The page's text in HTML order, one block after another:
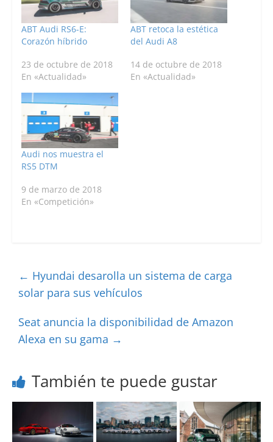
ABT Audi RS6-E:
Corazón híbrido
23 de octubre de 2018
En «Actualidad»
ABT retoca la estética
del Audi A8
14 de octubre de 2018
En «Actualidad»
Audi nos muestra el
RS5 DTM
9 de marzo de 2018
En «Competición»
← Hyundai desarolla un sistema de carga
solar para sus vehículos
Seat anuncia la disponibilidad de Amazon
Alexa en su gama →
También te puede gustar